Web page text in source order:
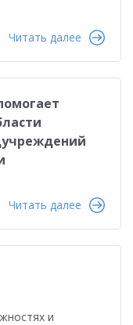
Читать далее
Читать далее
и